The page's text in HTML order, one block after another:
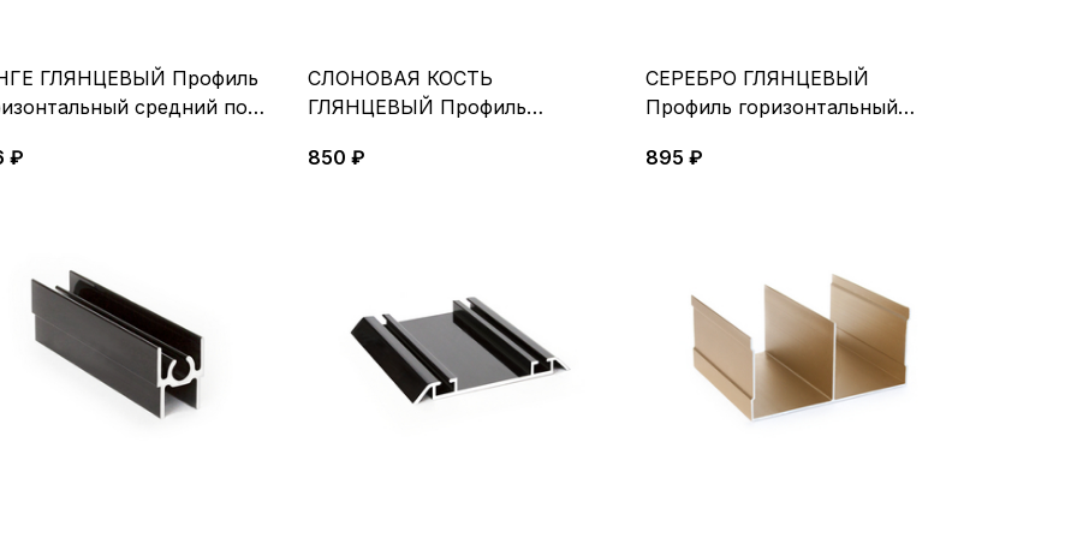
ГЛЯНЦЕВЫЙ Профиль
средний под
₽
СЛОНОВАЯ КОСТЬ
ГЛЯНЦЕВЫЙ Профиль
850 ₽
СЕРЕБРО ГЛЯНЦЕВЫЙ
Профиль горизонтальный
895 ₽